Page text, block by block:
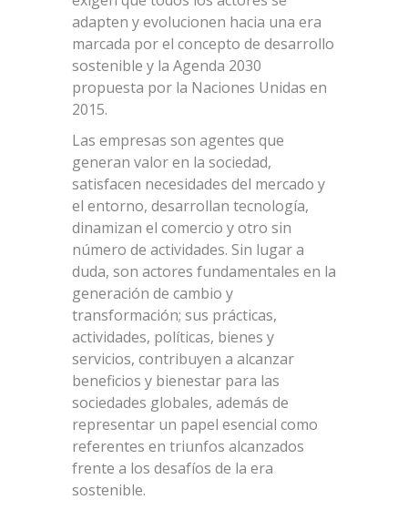
adapten y evolucionen hacia una era
marcada por el concepto de desarrollo
sostenible y la Agenda 2030
propuesta por la Naciones Unidas en
2015.
Las empresas son agentes que
generan valor en la sociedad,
satisfacen necesidades del mercado y
el entorno, desarrollan tecnología,
dinamizan el comercio y otro sin
número de actividades. Sin lugar a
duda, son actores fundamentales en la
generación de cambio y
transformación; sus prácticas,
actividades, políticas, bienes y
servicios, contribuyen a alcanzar
beneficios y bienestar para las
sociedades globales, además de
representar un papel esencial como
referentes en triunfos alcanzados
frente a los desafíos de la era
sostenible.